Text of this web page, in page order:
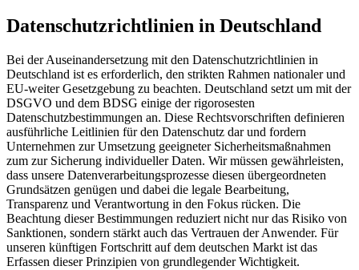
Datenschutzrichtlinien in Deutschland
Bei der Auseinandersetzung mit den Datenschutzrichtlinien in
Deutschland ist es erforderlich, den strikten Rahmen nationaler und
EU-weiter Gesetzgebung zu beachten. Deutschland setzt um mit der
DSGVO und dem BDSG einige der rigorosesten
Datenschutzbestimmungen an. Diese Rechtsvorschriften definieren
ausführliche Leitlinien für den Datenschutz dar und fordern
Unternehmen zur Umsetzung geeigneter Sicherheitsmaßnahmen
zum zur Sicherung individueller Daten. Wir müssen gewährleisten,
dass unsere Datenverarbeitungsprozesse diesen übergeordneten
Grundsätzen genügen und dabei die legale Bearbeitung,
Transparenz und Verantwortung in den Fokus rücken. Die
Beachtung dieser Bestimmungen reduziert nicht nur das Risiko von
Sanktionen, sondern stärkt auch das Vertrauen der Anwender. Für
unseren künftigen Fortschritt auf dem deutschen Markt ist das
Erfassen dieser Prinzipien von grundlegender Wichtigkeit.